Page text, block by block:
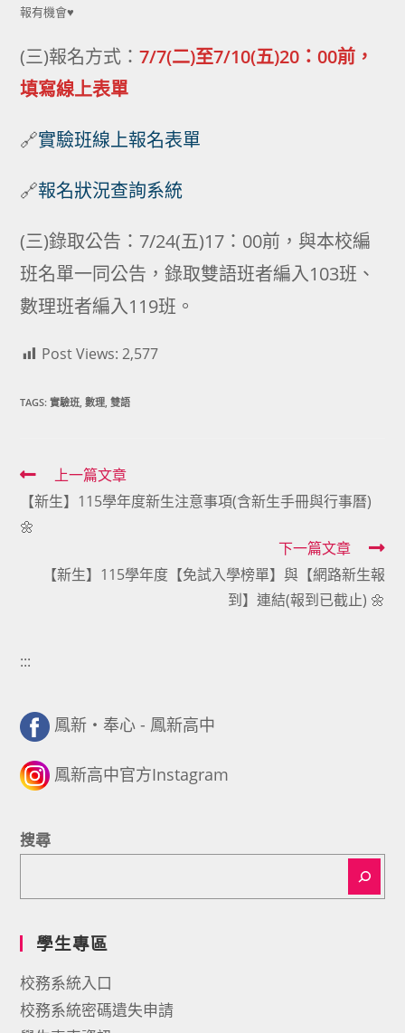
報有機會♥
(三)報名方式：7/7(二)至7/10(五)20：00前，
填寫線上表單
🔗實驗班線上報名表單
🔗報名狀況查詢系統
(三)錄取公告：7/24(五)17：00前，與本校編
班名單一同公告，錄取雙語班者編入103班、
數理班者編入119班。
Post Views: 2,577
TAGS:實驗班, 數理, 雙語
Read
more
articles
上一篇文章
【新生】115學年度新生注意事項(含新生手冊與行事曆)
🌼
下一篇文章
【新生】115學年度【免試入學榜單】與【網路新生報
到】連結(報到已截止) 🌼
:::
鳳新・奉心 - 鳳新高中
鳳新高中官方Instagram
搜尋
學生專區
校務系統入口
校務系統密碼遺失申請